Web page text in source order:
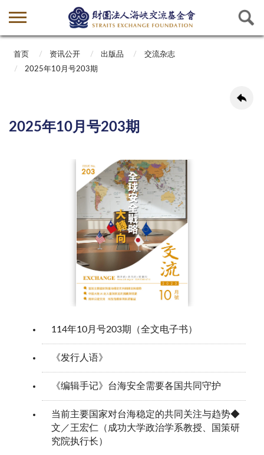
首页 资讯公开 出版品
交流杂志
2025年10月号203期
2025年10月号203期
114年10月号203期（全文电子书）
《发行人语》
《编辑手记》台海安全需要各国共同守护
当前主要国家对台海稳定的共同关注与趋势◆
文／王宏仁（成功大学政治学系教授、国策研
究院执行长）